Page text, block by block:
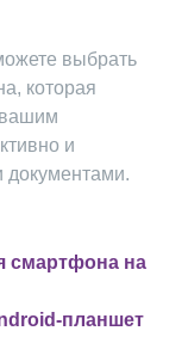
выбрать
которая
вашим
и
документами.
смартфона на
планшет